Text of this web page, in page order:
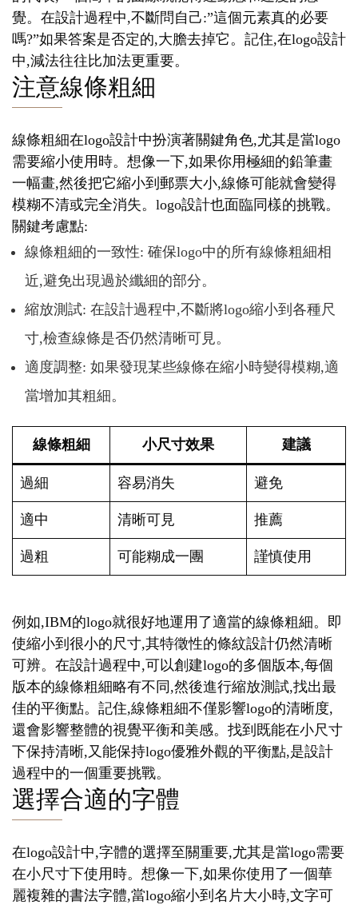
覺。在設計過程中,不斷問自己:”這個元素真的必要
嗎?”如果答案是否定的,大膽去掉它。記住,在logo設計
中,減法往往比加法更重要。
注意線條粗細
線條粗細在logo設計中扮演著關鍵角色,尤其是當logo
需要縮小使用時。想像一下,如果你用極細的鉛筆畫
一幅畫,然後把它縮小到郵票大小,線條可能就會變得
模糊不清或完全消失。logo設計也面臨同樣的挑戰。
關鍵考慮點:
線條粗細的一致性: 確保logo中的所有線條粗細相
近,避免出現過於纖細的部分。
縮放測試: 在設計過程中,不斷將logo縮小到各種尺
寸,檢查線條是否仍然清晰可見。
適度調整: 如果發現某些線條在縮小時變得模糊,適
當增加其粗細。
線條粗細 小尺寸效果 建議
過細 容易消失 避免
適中 清晰可見 推薦
過粗 可能糊成一團 謹慎使用
例如,IBM的logo就很好地運用了適當的線條粗細。即
使縮小到很小的尺寸,其特徵性的條紋設計仍然清晰
可辨。在設計過程中,可以創建logo的多個版本,每個
版本的線條粗細略有不同,然後進行縮放測試,找出最
佳的平衡點。記住,線條粗細不僅影響logo的清晰度,
還會影響整體的視覺平衡和美感。找到既能在小尺寸
下保持清晰,又能保持logo優雅外觀的平衡點,是設計
過程中的一個重要挑戰。
選擇合適的字體
在logo設計中,字體的選擇至關重要,尤其是當logo需要
在小尺寸下使用時。想像一下,如果你使用了一個華
麗複雜的書法字體,當logo縮小到名片大小時,文字可